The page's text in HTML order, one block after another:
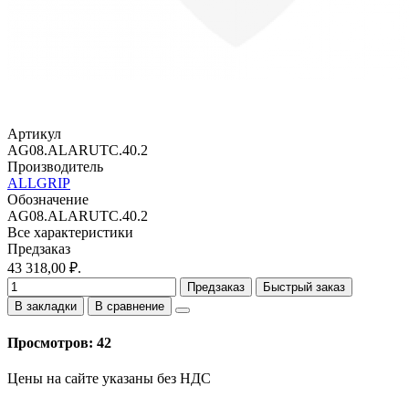
Артикул
AG08.ALARUTC.40.2
Производитель
ALLGRIP
Обозначение
AG08.ALARUTC.40.2
Все характеристики
Предзаказ
43 318,00 ₽.
Предзаказ
Быстрый заказ
В закладки
В сравнение
Просмотров: 42
Цены на сайте указаны без НДС